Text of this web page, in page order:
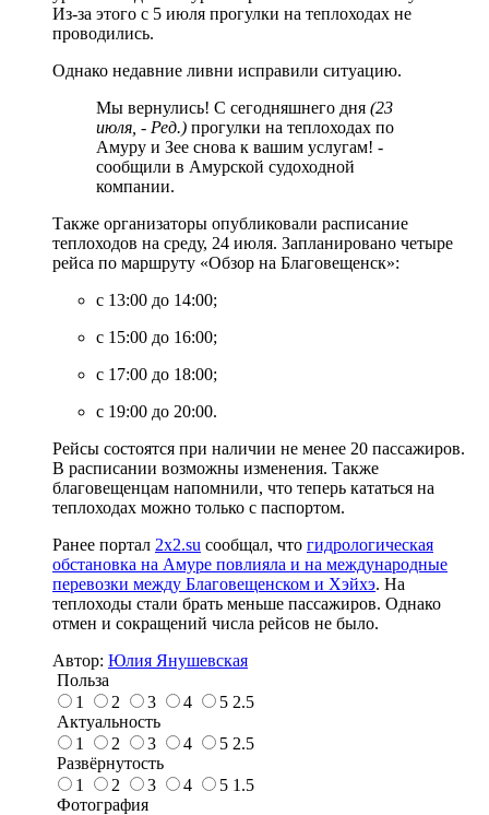
Из-за этого с 5 июля прогулки на теплоходах не
проводились.
Однако недавние ливни исправили ситуацию.
Мы вернулись! С сегодняшнего дня (23
июля, - Ред.) прогулки на теплоходах по
Амуру и Зее снова к вашим услугам! -
сообщили в Амурской судоходной
компании.
Также организаторы опубликовали расписание
теплоходов на среду, 24 июля. Запланировано четыре
рейса по маршруту «Обзор на Благовещенск»:
с 13:00 до 14:00;
с 15:00 до 16:00;
с 17:00 до 18:00;
с 19:00 до 20:00.
Рейсы состоятся при наличии не менее 20 пассажиров.
В расписании возможны изменения. Также
благовещенцам напомнили, что теперь кататься на
теплоходах можно только с паспортом.
Ранее портал 2x2.su сообщал, что гидрологическая
обстановка на Амуре повлияла и на международные
перевозки между Благовещенском и Хэйхэ. На
теплоходы стали брать меньше пассажиров. Однако
отмен и сокращений числа рейсов не было.
Автор: Юлия Янушевская
Польза
1
2 3 4 5 2.5
Актуальность
1
2 3 4 5 2.5
Развёрнутость
1
2 3 4 5 1.5
Фотография